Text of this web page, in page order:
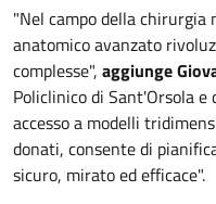
"Nel campo della chirurgia
anatomico avanzato
complesse", aggiunge
Policlinico di Sant'Orsola e
accesso a modelli
donati, consente di
sicuro, mirato ed efficace".